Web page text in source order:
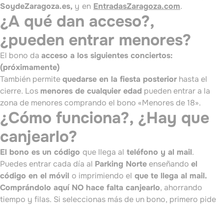
SoydeZaragoza.es, y en EntradasZaragoza.com.
¿A qué dan acceso?,
¿pueden entrar menores?
El bono da acceso a los siguientes conciertos:
(próximamente)
También permitequedarse en la fiesta posterior hasta el
cierre. Los menores de cualquier edad pueden entrar a la
zona de menores comprando el bono «Menores de 18».
¿Cómo funciona?, ¿Hay que
canjearlo?
El bono es un código que llega al teléfono y al mail.
Puedes entrar cada día al Parking Norte enseñando el
código en el móvil o imprimiendo el que te llega al mail.
Comprándolo aquí NO hace falta canjearlo, ahorrando
tiempo y filas. Si seleccionas más de un bono, primero pide